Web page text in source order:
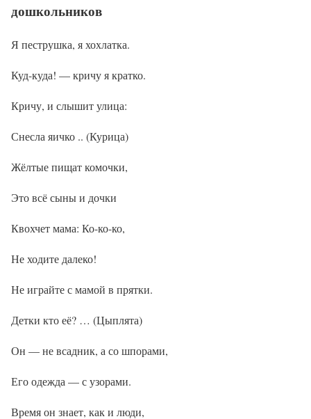
дошкольников
Я пеструшка, я хохлатка.
Куд-куда! — кричу я кратко.
Кричу, и слышит улица:
Снесла яичко .. (Курица)
Жёлтые пищат комочки,
Это всё сыны и дочки
Квохчет мама: Ко-ко-ко,
Не ходите далеко!
Не играйте с мамой в прятки.
Детки кто её? … (Цыплята)
Он — не всадник, а со шпорами,
Его одежда — с узорами.
Время он знает, как и люди,